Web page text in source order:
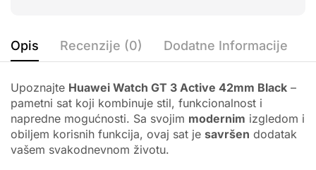
Opis Recenzije (0) Dodatne Informacije
Upoznajte Huawei Watch GT 3 Active 42mm Black –
pametni sat koji kombinuje stil, funkcionalnost i
napredne mogućnosti. Sa svojim modernim izgledom i
obiljem korisnih funkcija, ovaj sat je savršen dodatak
vašem svakodnevnom životu.